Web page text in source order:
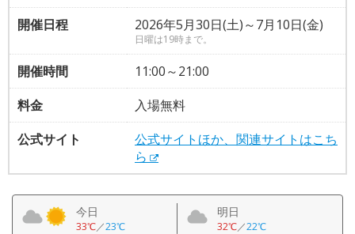
開催日程
2026年5月30日(土)～7月10日(金)
日曜は19時まで。
開催時間
11:00～21:00
料金
入場無料
公式サイト
公式サイトほか、関連サイトはこち
ら
今日
33℃／23℃
明日
32℃／22℃